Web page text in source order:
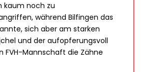
kaum noch zu
während Bilfingen das
sich aber am starken
und der aufopferungsvoll
FVH-Mannschaft die Zähne